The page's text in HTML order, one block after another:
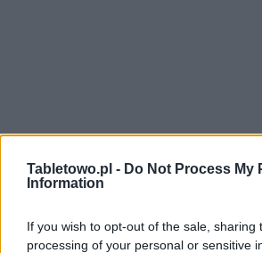
Tabletowo.pl - Do Not Process My
Information
If you wish to opt-out of the sale, sharing
processing of your personal or sensitive